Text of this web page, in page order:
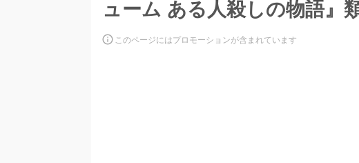
ューム ある人殺しの物語』
このページにはプロモーションが含まれています